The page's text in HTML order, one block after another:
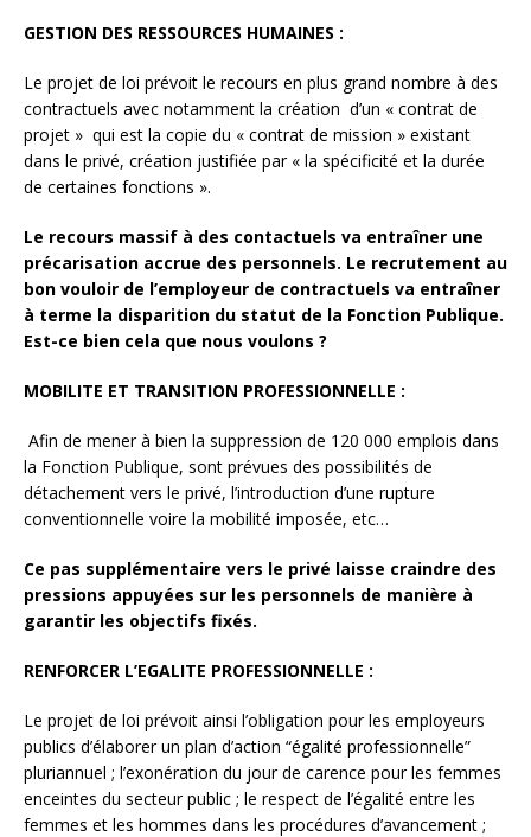
GESTION DES RESSOURCES HUMAINES :
Le projet de loi prévoit le recours en plus grand nombre à des
contractuels avec notamment la création d’un « contrat de
projet » qui est la copie du « contrat de mission » existant
dans le privé, création justifiée par « la spécificité et la durée
de certaines fonctions ».
Le recours massif à des contactuels va entraîner une
précarisation accrue des personnels. Le recrutement au
bon vouloir de l’employeur de contractuels va entraîner
à terme la disparition du statut de la Fonction Publique.
Est-ce bien cela que nous voulons ?
MOBILITE ET TRANSITION PROFESSIONNELLE :
Afin de mener à bien la suppression de 120 000 emplois dans
la Fonction Publique, sont prévues des possibilités de
détachement vers le privé, l’introduction d’une rupture
conventionnelle voire la mobilité imposée, etc…
Ce pas supplémentaire vers le privé laisse craindre des
pressions appuyées sur les personnels de manière à
garantir les objectifs fixés.
RENFORCER L’EGALITE PROFESSIONNELLE :
Le projet de loi prévoit ainsi l’obligation pour les employeurs
publics d’élaborer un plan d’action “égalité professionnelle”
pluriannuel ; l’exonération du jour de carence pour les femmes
enceintes du secteur public ; le respect de l’égalité entre les
femmes et les hommes dans les procédures d’avancement ;